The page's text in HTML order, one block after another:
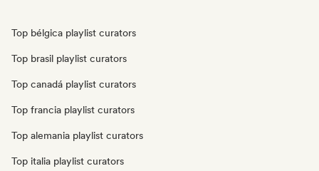
Top bélgica playlist curators
Top brasil playlist curators
Top canadá playlist curators
Top francia playlist curators
Top alemania playlist curators
Top italia playlist curators